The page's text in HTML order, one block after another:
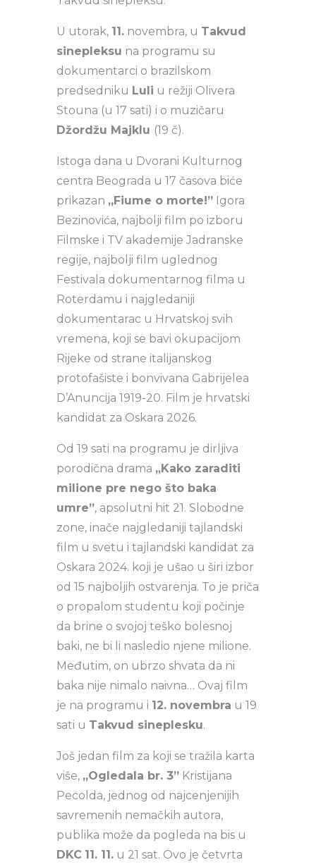
U utorak, 11. novembra, u Takvud
sinepleksu na programu su
dokumentarci o brazilskom
predsedniku Luli u režiji Olivera
Stouna (u 17 sati) i o muzičaru
Džordžu Majklu (19 č).
Istoga dana u Dvorani Kulturnog
centra Beograda u 17 časova biće
prikazan „Fiume o morte!” Igora
Bezinovića, najbolji film po izboru
Filmske i TV akademije Jadranske
regije, najbolji film uglednog
Festivala dokumentarnog filma u
Roterdamu i najgledaniji
dokumentarac u Hrvatskoj svih
vremena, koji se bavi okupacijom
Rijeke od strane italijanskog
protofašiste i bonvivana Gabrijelea
D’Anuncija 1919-20. Film je hrvatski
kandidat za Oskara 2026.
Od 19 sati na programu je dirljiva
porodična drama „Kako zaraditi
milione pre nego što baka
umre”, apsolutni hit 21. Slobodne
zone, inače najgledaniji tajlandski
film u svetu i tajlandski kandidat za
Oskara 2024. koji je ušao u širi izbor
od 15 najboljih ostvarenja. To je priča
o propalom studentu koji počinje
da brine o svojoj teško bolesnoj
baki, ne bi li nasledio njene milione.
Međutim, on ubrzo shvata da ni
baka nije nimalo naivna… Ovaj film
je na programu i 12. novembra u 19
sati u Takvud sineplesku.
Još jedan film za koji se tražila karta
više, „Ogledala br. 3” Kristijana
Pecolda, jednog od najcenjenijih
savremenih nemačkih autora,
publika može da pogleda na bis u
DKC 11. 11. u 21 sat. Ovo je četvrta